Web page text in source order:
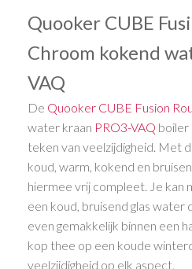
Quooker CUBE
Chroom kokend
VAQ
De Quooker CUBE Fusion
water kraan PRO3-VAQ boiler
teken van veelzijdigheid. Met
koud, warm, kokend en
hiermee vrij compleet. Je kan
een koud, bruisend glas water
even gemakkelijk binnen een
kop thee op een koude
veelzijdigheid op elk aspect.